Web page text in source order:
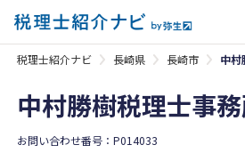
税理士紹介ナビ 長崎県 長崎市 中村
中村勝樹税理士事
お問い合わせ番号：P014033